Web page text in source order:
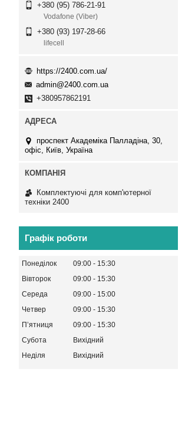
+380 (95) 786-21-91
Vodafone (Viber)
+380 (93) 197-28-66
lifecell
https://2400.com.ua/
admin@2400.com.ua
+380957862191
проспект Академіка Палладіна, 30,
офіс, Київ, Україна
Комплектуючі для комп'ютерної
техніки 2400
Графік роботи
Понеділок 09:00
15:30
Вівторок
09:00
15:30
Середа
09:00
15:00
Четвер
09:00
15:30
Пʼятниця
09:00
15:30
Субота
Вихідний
Неділя
Вихідний